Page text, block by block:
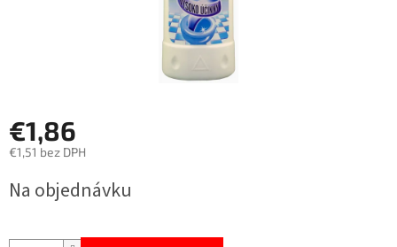
€1,86
€1,51 bez DPH
cena:
Na objednávku